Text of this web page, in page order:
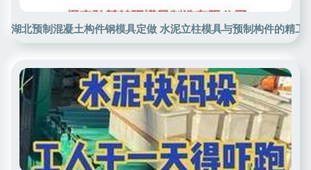
湖北预制混凝土构件钢模具定做 水泥立柱模具与预制构件的精工